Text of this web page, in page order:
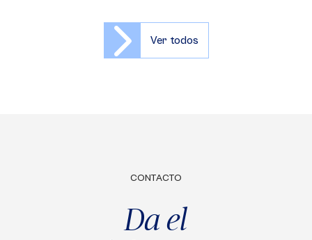
Ver todos
CONTACTO
Da el